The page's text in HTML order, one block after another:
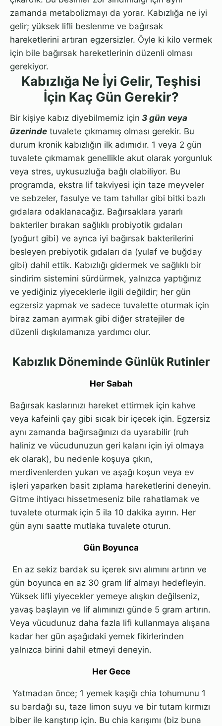
zamanda metabolizmayı da yorar. Kabızlığa ne iyi
gelir; yüksek lifli beslenme ve bağırsak
hareketlerini artıran egzersizler. Öyle ki kilo vermek
için bile bağırsak hareketlerinin düzenli olması
gerekiyor.
Kabızlığa Ne İyi Gelir, Teşhisi
İçin Kaç Gün Gerekir?
Bir kişiye kabız diyebilmemiz için 3 gün veya
üzerinde tuvalete çıkmamış olması gerekir. Bu
durum kronik kabızlığın ilk adımıdır. 1 veya 2 gün
tuvalete çıkmamak genellikle akut olarak yorgunluk
veya stres, uykusuzluğa bağlı olabiliyor. Bu
programda, ekstra lif takviyesi için taze meyveler
ve sebzeler, fasulye ve tam tahıllar gibi bitki bazlı
gıdalara odaklanacağız. Bağırsaklara yararlı
bakteriler bırakan sağlıklı probiyotik gıdaları
(yoğurt gibi) ve ayrıca iyi bağırsak bakterilerini
besleyen prebiyotik gıdaları da (yulaf ve buğday
gibi) dahil ettik. Kabızlığı gidermek ve sağlıklı bir
sindirim sistemini sürdürmek, yalnızca yaptığınız
ve yediğiniz yiyeceklerle ilgili değildir; her gün
egzersiz yapmak ve sadece tuvalette oturmak için
biraz zaman ayırmak gibi diğer stratejiler de
düzenli dışkılamanıza yardımcı olur.
Kabızlık Döneminde Günlük Rutinler
Her Sabah
Bağırsak kaslarınızı hareket ettirmek için kahve
veya kafeinli çay gibi sıcak bir içecek için. Egzersiz
aynı zamanda bağırsağınızı da uyarabilir (ruh
haliniz ve vücudunuzun geri kalanı için iyi olmaya
ek olarak), bu nedenle koşuya çıkın,
merdivenlerden yukarı ve aşağı koşun veya ev
işleri yaparken basit zıplama hareketlerini deneyin.
Gitme ihtiyacı hissetmeseniz bile rahatlamak ve
tuvalete oturmak için 5 ila 10 dakika ayırın. Her
gün aynı saatte mutlaka tuvalete oturun.
Gün Boyunca
En az sekiz bardak su içerek sıvı alımını artırın ve
gün boyunca en az 30 gram lif almayı hedefleyin.
Yüksek lifli yiyecekler yemeye alışkın değilseniz,
yavaş başlayın ve lif alımınızı günde 5 gram artırın.
Veya vücudunuz daha fazla lifi kullanmaya alışana
kadar her gün aşağıdaki yemek fikirlerinden
yalnızca birini dahil etmeyi deneyin.
Her Gece
Yatmadan önce; 1 yemek kaşığı chia tohumunu 1
su bardağı su, taze limon suyu ve bir tutam kırmızı
biber ile karıştırıp için. Bu chia karışımı (biz buna